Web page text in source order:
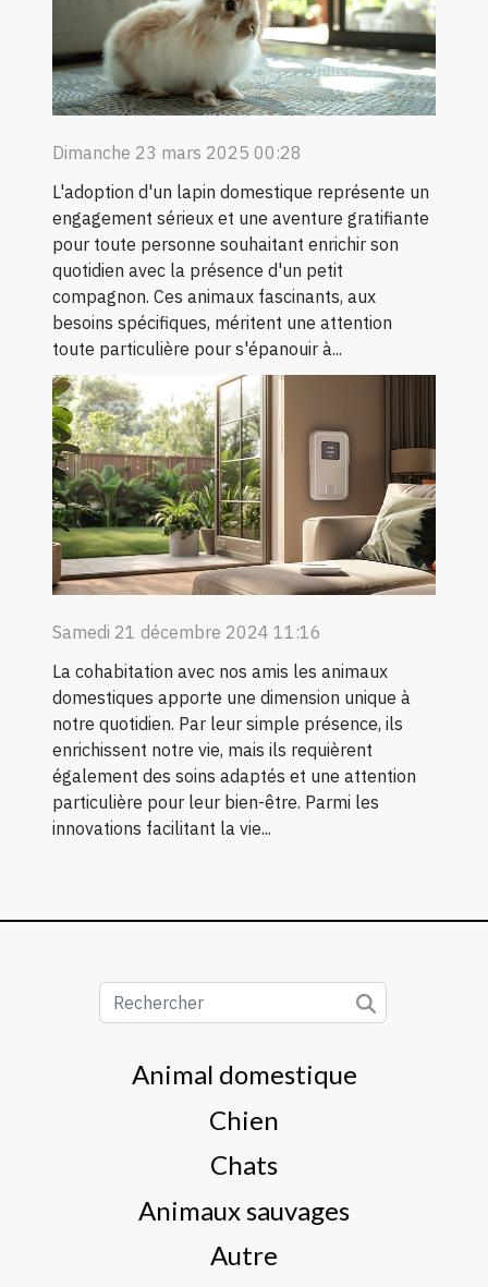
Dimanche 23 mars 2025 00:28
L'adoption d'un lapin domestique représente un
engagement sérieux et une aventure gratifiante
pour toute personne souhaitant enrichir son
quotidien avec la présence d'un petit
compagnon. Ces animaux fascinants, aux
besoins spécifiques, méritent une attention
toute particulière pour s'épanouir à...
Samedi 21 décembre 2024 11:16
La cohabitation avec nos amis les animaux
domestiques apporte une dimension unique à
notre quotidien. Par leur simple présence, ils
enrichissent notre vie, mais ils requièrent
également des soins adaptés et une attention
particulière pour leur bien-être. Parmi les
innovations facilitant la vie...
Animal domestique
Chien
Chats
Animaux sauvages
Autre